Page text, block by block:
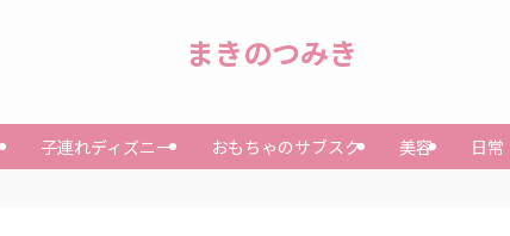
まきのつみき
子連れディズニー おもちゃのサブスク 美容 日常